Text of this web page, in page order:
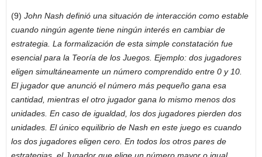
(9) John Nash definió una situación de interacción como estable
cuando ningún agente tiene ningún interés en cambiar de
estrategia. La formalización de esta simple constatación fue
esencial para la Teoría de los Juegos. Ejemplo: dos jugadores
eligen simultáneamente un número comprendido entre 0 y 10.
El jugador que anunció el número más pequeño gana esa
cantidad, mientras el otro jugador gana lo mismo menos dos
unidades. En caso de igualdad, los dos jugadores pierden dos
unidades. El único equilibrio de Nash en este juego es cuando
los dos jugadores eligen cero. En todos los otros pares de